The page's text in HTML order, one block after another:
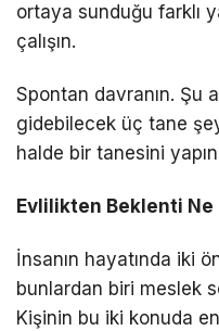
ortaya sunduğu farklı
çalışın.
Spontan davranın. Şu
gidebilecek üç tane
halde bir tanesini
Evlilikten Beklenti Ne
İnsanın hayatında iki
bunlardan biri meslek
Kişinin bu iki konuda